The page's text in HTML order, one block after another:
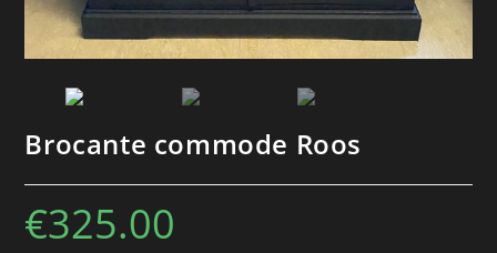
Brocante commode Roos
€325.00